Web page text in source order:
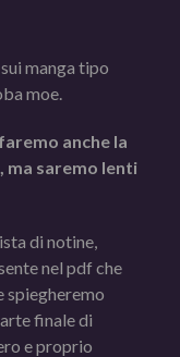
manga tipo
moe.
anche la
ma saremo lenti
di notine,
nel pdf che
spiegheremo
finale di
e proprio